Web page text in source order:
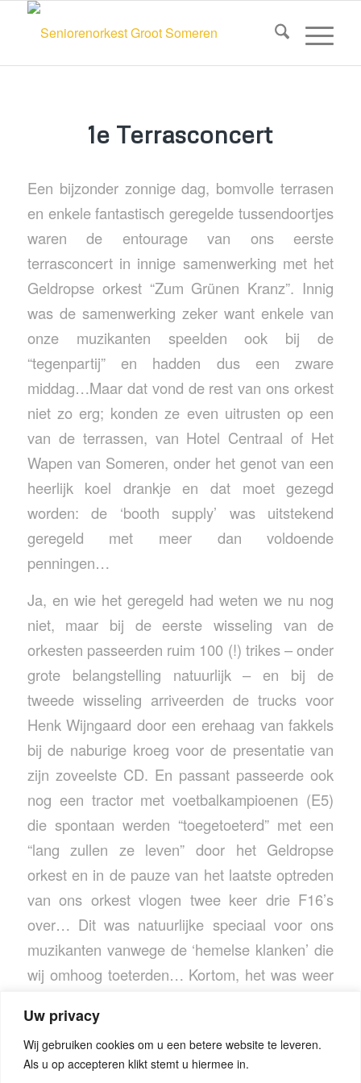
Uw privacy
Wij gebruiken cookies om u een betere website te leveren.
Als u op accepteren klikt stemt u hiermee in.
1e Terrasconcert
Een bijzonder zonnige dag, bomvolle terrasen
en enkele fantastisch geregelde tussendoortjes
waren de entourage van ons eerste
terrasconcert in innige samenwerking met het
Geldropse orkest “Zum Grünen Kranz”. Innig
was de samenwerking zeker want enkele van
onze muzikanten speelden ook bij de
“tegenpartij” en hadden dus een zware
middag…Maar dat vond de rest van ons orkest
niet zo erg; konden ze even uitrusten op een
van de terrassen, van Hotel Centraal of Het
Wapen van Someren, onder het genot van een
heerlijk koel drankje en dat moet gezegd
worden: de ‘booth supply’ was uitstekend
geregeld met meer dan voldoende
penningen…
Ja, en wie het geregeld had weten we nu nog
niet, maar bij de eerste wisseling van de
orkesten passeerden ruim 100 (!) trikes – onder
grote belangstelling natuurlijk – en bij de
tweede wisseling arriveerden de trucks voor
Henk Wijngaard door een erehaag van fakkels
bij de naburige kroeg voor de presentatie van
zijn zoveelste CD. En passant passeerde ook
nog een tractor met voetbalkampioenen (E5)
die spontaan werden “toegetoeterd” met een
“lang zullen ze leven” door het Geldropse
orkest en in de pauze van het laatste optreden
van ons orkest vlogen twee keer drie F16’s
over… Dit was natuurlijke speciaal voor ons
muzikanten vanwege de ‘hemelse klanken’ die
wij omhoog toeterden… Kortom, het was weer
albums voor een indruk van de middag.